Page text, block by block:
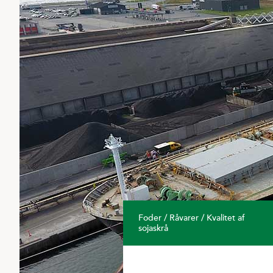
Plastindsamling
Vintersæd
Vårsæd
Salg og Kunderelation
Bliv medejer
Lokationer
Tilknyttede selskaber
Foder / Råvarer / Kvalitet af
sojaskrå